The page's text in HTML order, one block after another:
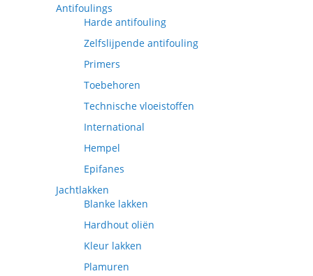
Antifoulings
Harde antifouling
Zelfslijpende antifouling
Primers
Toebehoren
Technische vloeistoffen
International
Hempel
Epifanes
Jachtlakken
Blanke lakken
Hardhout oliën
Kleur lakken
Plamuren